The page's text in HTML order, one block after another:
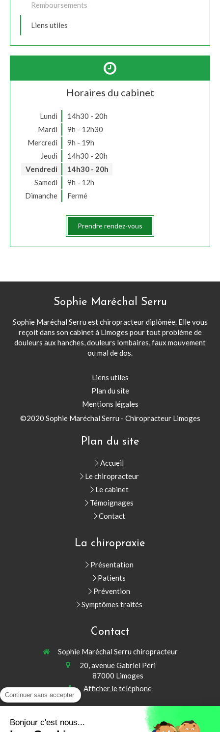
Remboursements
Liens utiles
Horaires du cabinet
Lundi
14h30 - 20h
Mardi
9h - 12h30
Mercredi
9h - 19h
Jeudi
14h30 - 20h
Vendredi
14h30 - 20h
Samedi
9h - 12h
Dimanche
Fermé
Prendre rendez-vous
Sophie Maréchal Serru
Sophie Maréchal Serru est chiropracteur diplômée. Elle vous
reçoit dans son cabinet à Limoges pour tout problème de
douleurs aux hanches, douleurs lombaires, faux mouvement
ou mal de dos.
Liens utiles
Plan du site
Mentions légales
©2020 Sophie Maréchal Serru - Chiropracteur Limoges
Plan du site
Accueil
Le chiropracteur
Le cabinet
Témoignages
Contact
La chiropraxie
Présentation
Patients
Prévention
Symptômes traités
Contact
Sophie Maréchal Serru chiropracteur
20, avenue Gabriel Péri
87000 Limoges
Afficher le téléphone
LesLundi,JeudietVendredide14h30à20h
Le
12h30
Continuer sans accepter
Bonjour c'est nous...